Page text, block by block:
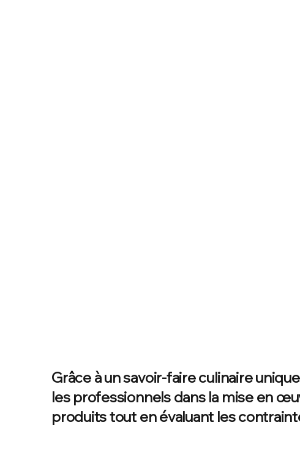
Grâce à un savoir-faire culinaire
les professionnels dans la mise en
produits tout en évaluant les